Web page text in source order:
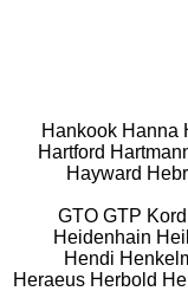
Hankook Hanna
Hartford
Hayward
GTO GTP Kord
Heidenhain
Hendi
Heraeus Herbold